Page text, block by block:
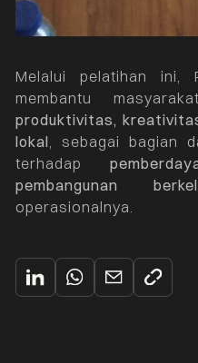
Melalui pelatihan ini,
membantu
produktivitas,
lokal, sebagai bagian
terhadap
pembangunan
operasionalnya.